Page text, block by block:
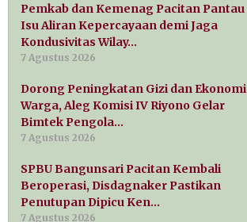
Pemkab dan Kemenag Pacitan Pantau
Isu Aliran Kepercayaan demi Jaga
Kondusivitas Wilay…
7 Agustus 2026
Dorong Peningkatan Gizi dan Ekonomi
Warga, Aleg Komisi IV Riyono Gelar
Bimtek Pengola…
7 Agustus 2026
SPBU Bangunsari Pacitan Kembali
Beroperasi, Disdagnaker Pastikan
Penutupan Dipicu Ken…
7 Agustus 2026